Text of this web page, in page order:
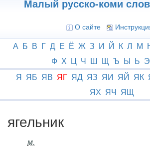
Малый русско-коми
О сайте
А Б В Г Д Е Ё Ж З И Й К Л М
Ф Х Ц Ч Ш Щ Ъ Ы Ь Э
Я ЯБ ЯВ ЯГ ЯД ЯЗ ЯИ ЯЙ ЯК
ЯХ ЯЧ ЯЩ
ягельник
м.